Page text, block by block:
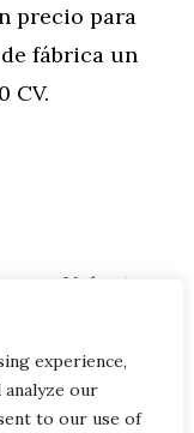
experience,
our
to our use of
precio para
fábrica un
CV.
Volante:
da la